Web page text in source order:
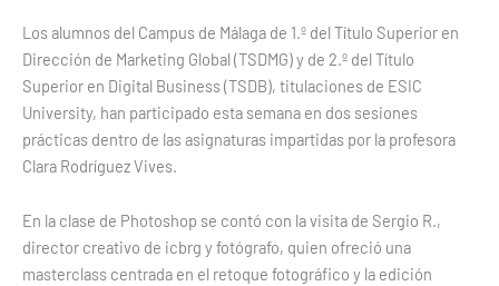
Los alumnos del Campus de Málaga de 1.º del Título Superior en
Dirección de Marketing Global (TSDMG) y de 2.º del Título
Superior en Digital Business (TSDB), titulaciones de ESIC
University, han participado esta semana en dos sesiones
prácticas dentro de las asignaturas impartidas por la profesora
Clara Rodríguez Vives.
En la clase de Photoshop se contó con la visita de Sergio R.,
director creativo de icbrg y fotógrafo, quien ofreció una
masterclass centrada en el retoque fotográfico y la edición